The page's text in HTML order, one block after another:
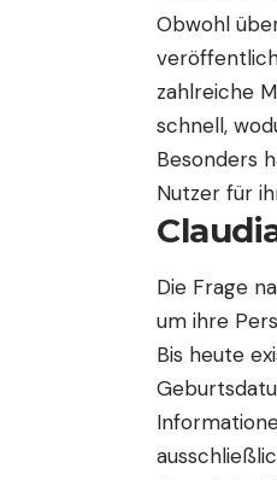
Obwohl
zahlreiche
schnell,
Besonders
Nutzer für
Die Frage
um ihre
Bis heute